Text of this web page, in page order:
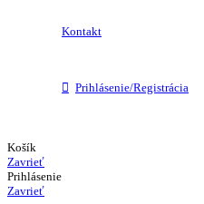
Kontakt
Prihlásenie/Registrácia
Košík
Zavrieť
Prihlásenie
Zavrieť